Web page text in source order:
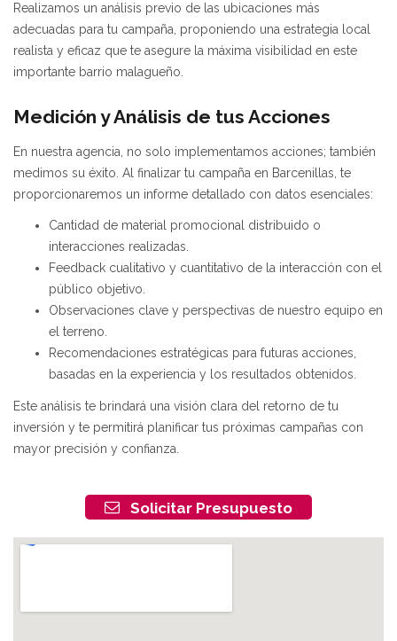
Realizamos un análisis previo de las ubicaciones más
adecuadas para tu campaña, proponiendo una estrategia local
realista y eficaz que te asegure la máxima visibilidad en este
importante barrio malagueño.
Medición y Análisis de tus Acciones
En nuestra agencia, no solo implementamos acciones; también
medimos su éxito. Al finalizar tu campaña en Barcenillas, te
proporcionaremos un informe detallado con datos esenciales:
Cantidad de material promocional distribuido o
interacciones realizadas.
Feedback cualitativo y cuantitativo de la interacción con el
público objetivo.
Observaciones clave y perspectivas de nuestro equipo en
el terreno.
Recomendaciones estratégicas para futuras acciones,
basadas en la experiencia y los resultados obtenidos.
Este análisis te brindará una visión clara del retorno de tu
inversión y te permitirá planificar tus próximas campañas con
mayor precisión y confianza.
Solicitar Presupuesto